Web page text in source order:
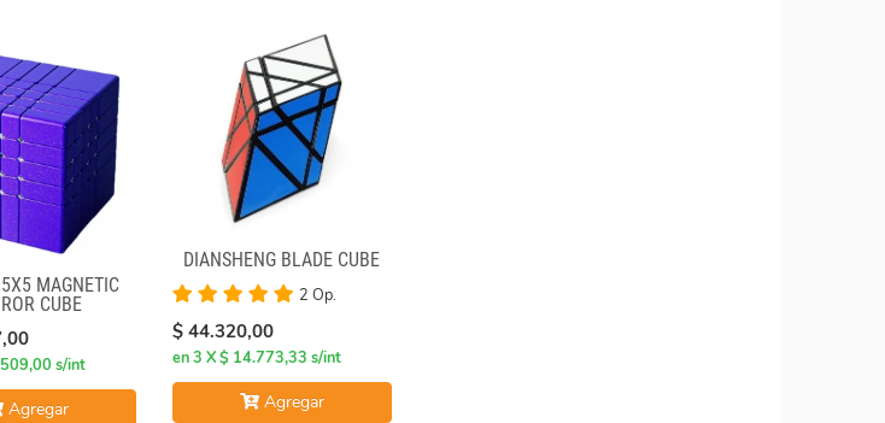
MAGNETIC
CUBE
s/int
Agregar
DIANSHENG BLADE CUBE
2 Op.
$ 44.320,00
en 3 X $ 14.773,33 s/int
Agregar